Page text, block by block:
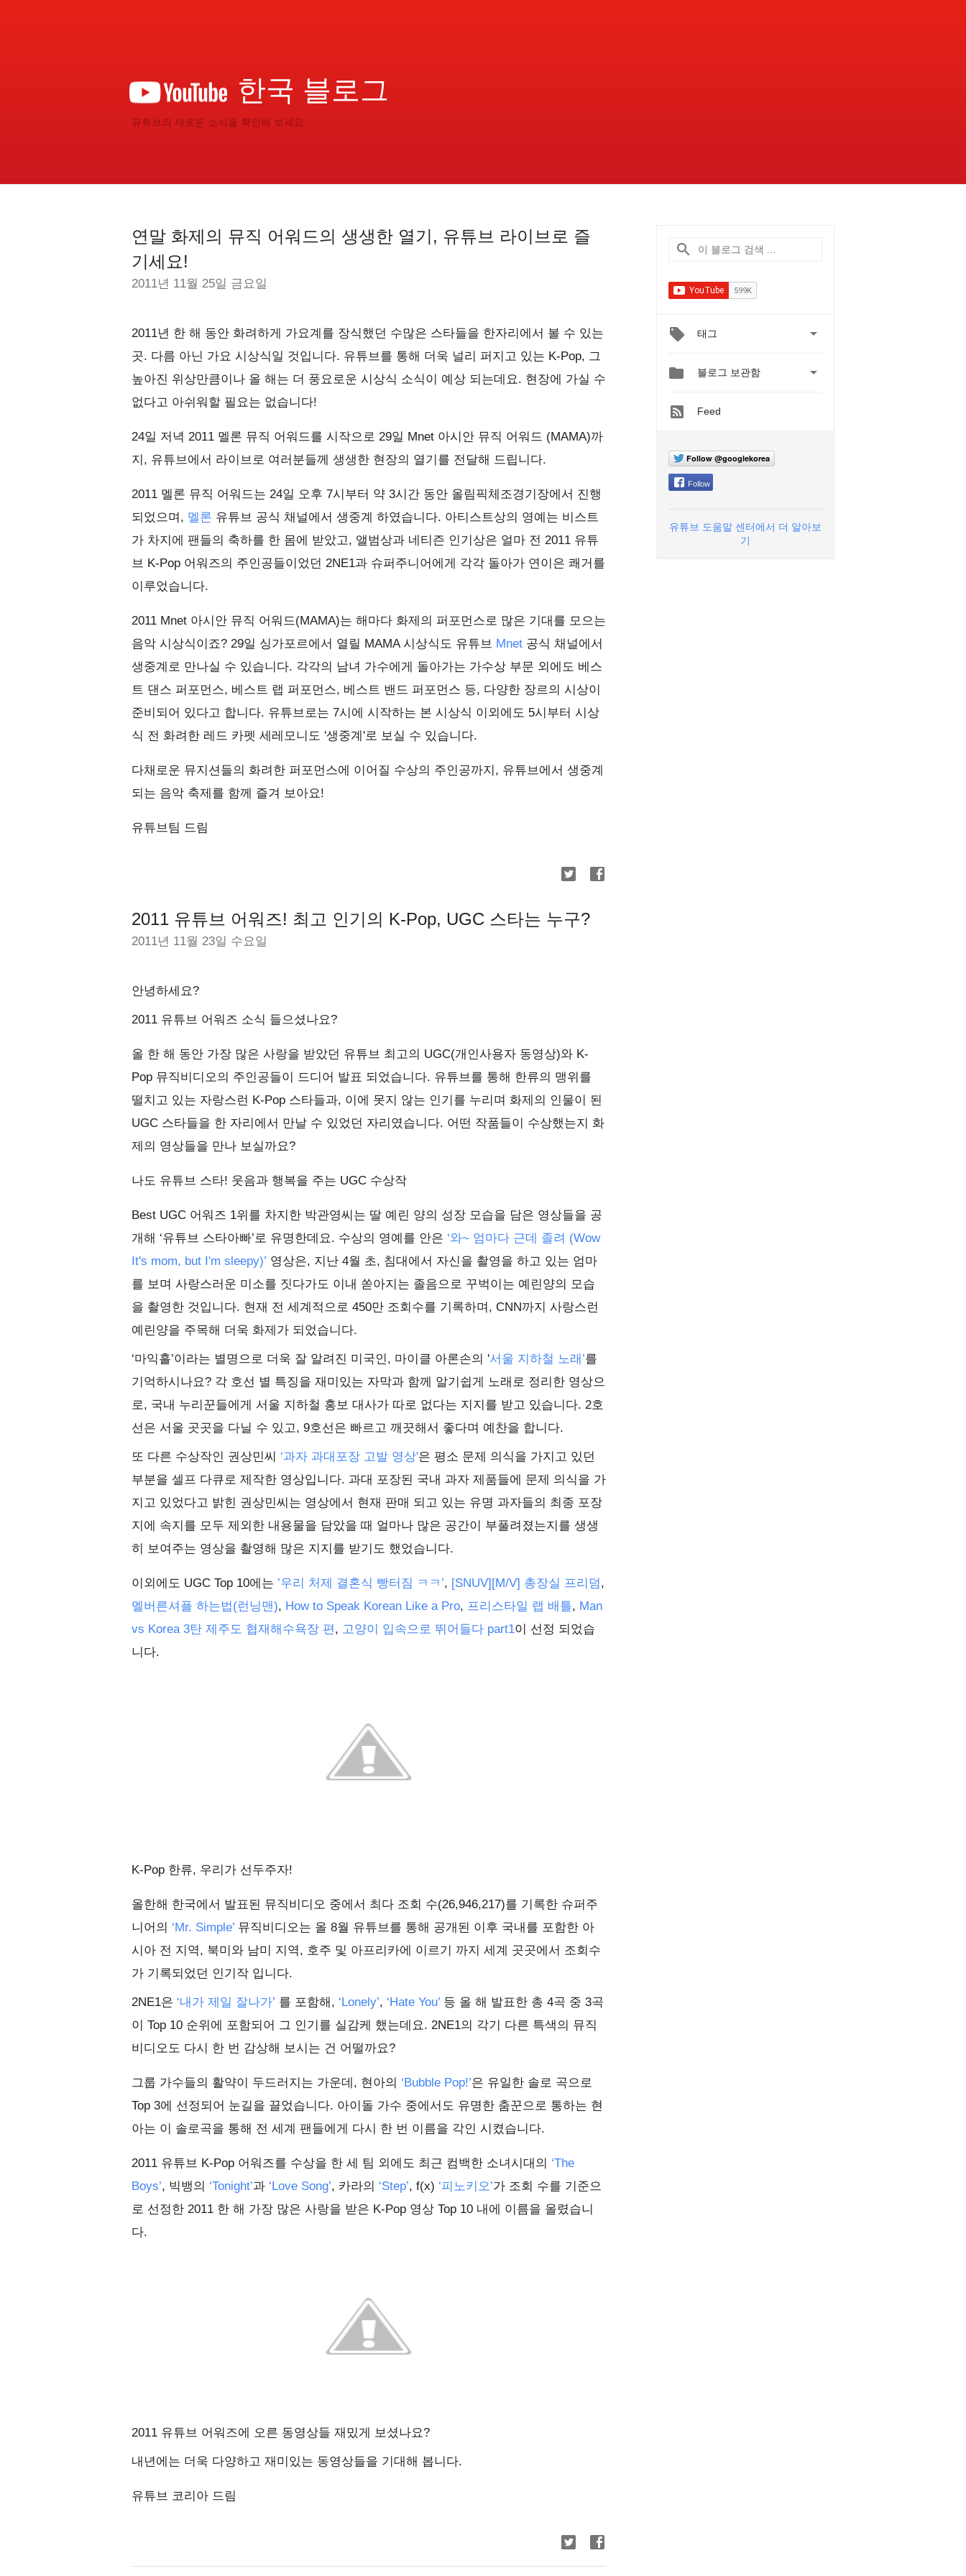
한국 블로그
유튜브의 새로운 소식을 확인해 보세요
연말 화제의 뮤직 어워드의 생생한 열기, 유튜브 라이브로 즐
기세요!
2011년 11월 25일 금요일
2011년 한 해 동안 화려하게 가요계를 장식했던 수많은 스타들을 한자리에서 볼 수 있는
곳. 다름 아닌 가요 시상식일 것입니다. 유튜브를 통해 더욱 널리 퍼지고 있는 K-Pop, 그
높아진 위상만큼이나 올 해는 더 풍요로운 시상식 소식이 예상 되는데요. 현장에 가실 수
없다고 아쉬워할 필요는 없습니다!
24일 저녁 2011 멜론 뮤직 어워드를 시작으로 29일 Mnet 아시안 뮤직 어워드 (MAMA)까
지, 유튜브에서 라이브로 여러분들께 생생한 현장의 열기를 전달해 드립니다.
2011 멜론 뮤직 어워드는 24일 오후 7시부터 약 3시간 동안 올림픽체조경기장에서 진행
되었으며, 멜론 유튜브 공식 채널에서 생중계 하였습니다. 아티스트상의 영예는 비스트
가 차지에 팬들의 축하를 한 몸에 받았고, 앨범상과 네티즌 인기상은 얼마 전 2011 유튜
브 K-Pop 어워즈의 주인공들이었던 2NE1과 슈퍼주니어에게 각각 돌아가 연이은 쾌거를
이루었습니다.
2011 Mnet 아시안 뮤직 어워드(MAMA)는 해마다 화제의 퍼포먼스로 많은 기대를 모으는
음악 시상식이죠? 29일 싱가포르에서 열릴 MAMA 시상식도 유튜브 Mnet 공식 채널에서
생중계로 만나실 수 있습니다. 각각의 남녀 가수에게 돌아가는 가수상 부문 외에도 베스
트 댄스 퍼포먼스, 베스트 랩 퍼포먼스, 베스트 밴드 퍼포먼스 등, 다양한 장르의 시상이
준비되어 있다고 합니다. 유튜브로는 7시에 시작하는 본 시상식 이외에도 5시부터 시상
식 전 화려한 레드 카펫 세레모니도 '생중계'로 보실 수 있습니다.
다채로운 뮤지션들의 화려한 퍼포먼스에 이어질 수상의 주인공까지, 유튜브에서 생중계
되는 음악 축제를 함께 즐겨 보아요!
유튜브팀 드림
2011 유튜브 어워즈! 최고 인기의 K-Pop, UGC 스타는 누구?
2011년 11월 23일 수요일
안녕하세요?
2011 유튜브 어워즈 소식 들으셨나요?
올 한 해 동안 가장 많은 사랑을 받았던 유튜브 최고의 UGC(개인사용자 동영상)와 K-
Pop 뮤직비디오의 주인공들이 드디어 발표 되었습니다. 유튜브를 통해 한류의 맹위를
떨치고 있는 자랑스런 K-Pop 스타들과, 이에 못지 않는 인기를 누리며 화제의 인물이 된
UGC 스타들을 한 자리에서 만날 수 있었던 자리였습니다. 어떤 작품들이 수상했는지 화
제의 영상들을 만나 보실까요?
나도 유튜브 스타! 웃음과 행복을 주는 UGC 수상작
Best UGC 어워즈 1위를 차지한 박관영씨는 딸 예린 양의 성장 모습을 담은 영상들을 공
개해 ‘유튜브 스타아빠’로 유명한데요. 수상의 영예를 안은 ‘와~ 엄마다 근데 졸려 (Wow
It's mom, but I'm sleepy)’ 영상은, 지난 4월 초, 침대에서 자신을 촬영을 하고 있는 엄마
를 보며 사랑스러운 미소를 짓다가도 이내 쏟아지는 졸음으로 꾸벅이는 예린양의 모습
을 촬영한 것입니다. 현재 전 세계적으로 450만 조회수를 기록하며, CNN까지 사랑스런
예린양을 주목해 더욱 화제가 되었습니다.
‘마익흘’이라는 별명으로 더욱 잘 알려진 미국인, 마이클 아론손의 '서울 지하철 노래’를
기억하시나요? 각 호선 별 특징을 재미있는 자막과 함께 알기쉽게 노래로 정리한 영상으
로, 국내 누리꾼들에게 서울 지하철 홍보 대사가 따로 없다는 지지를 받고 있습니다. 2호
선은 서울 곳곳을 다닐 수 있고, 9호선은 빠르고 깨끗해서 좋다며 예찬을 합니다.
또 다른 수상작인 권상민씨 ‘과자 과대포장 고발 영상'은 평소 문제 의식을 가지고 있던
부분을 셀프 다큐로 제작한 영상입니다. 과대 포장된 국내 과자 제품들에 문제 의식을 가
지고 있었다고 밝힌 권상민씨는 영상에서 현재 판매 되고 있는 유명 과자들의 최종 포장
지에 속지를 모두 제외한 내용물을 담았을 때 얼마나 많은 공간이 부풀려졌는지를 생생
히 보여주는 영상을 촬영해 많은 지지를 받기도 했었습니다.
이외에도 UGC Top 10에는 ’우리 처제 결혼식 빵터짐 ㅋㅋ’, [SNUV][M/V] 총장실 프리덤,
멜버른셔플 하는법(런닝맨), How to Speak Korean Like a Pro, 프리스타일 랩 배틀, Man
vs Korea 3탄 제주도 협재해수욕장 편, 고양이 입속으로 뛰어들다 part1이 선정 되었습
니다.
K-Pop 한류, 우리가 선두주자!
올한해 한국에서 발표된 뮤직비디오 중에서 최다 조회 수(26,946,217)를 기록한 슈퍼주
니어의 ‘Mr. Simple’ 뮤직비디오는 올 8월 유튜브를 통해 공개된 이후 국내를 포함한 아
시아 전 지역, 북미와 남미 지역, 호주 및 아프리카에 이르기 까지 세계 곳곳에서 조회수
가 기록되었던 인기작 입니다.
2NE1은 ‘내가 제일 잘나가’ 를 포함해, ‘Lonely’, ‘Hate You’ 등 올 해 발표한 총 4곡 중 3곡
이 Top 10 순위에 포함되어 그 인기를 실감케 했는데요. 2NE1의 각기 다른 특색의 뮤직
비디오도 다시 한 번 감상해 보시는 건 어떨까요?
그룹 가수들의 활약이 두드러지는 가운데, 현아의 ‘Bubble Pop!’은 유일한 솔로 곡으로
Top 3에 선정되어 눈길을 끌었습니다. 아이돌 가수 중에서도 유명한 춤꾼으로 통하는 현
아는 이 솔로곡을 통해 전 세계 팬들에게 다시 한 번 이름을 각인 시켰습니다.
2011 유튜브 K-Pop 어워즈를 수상을 한 세 팀 외에도 최근 컴백한 소녀시대의 ‘The
Boys’, 빅뱅의 ‘Tonight’과 ‘Love Song’, 카라의 ‘Step’, f(x) ‘피노키오’가 조회 수를 기준으
로 선정한 2011 한 해 가장 많은 사랑을 받은 K-Pop 영상 Top 10 내에 이름을 올렸습니
다.
2011 유튜브 어워즈에 오른 동영상들 재밌게 보셨나요?
내년에는 더욱 다양하고 재미있는 동영상들을 기대해 봅니다.
유튜브 코리아 드림
태그 
 블로그 보관함 
Feed
Follow @googlekorea
Follow
유튜브 도움말 센터에서 더 알아보
기